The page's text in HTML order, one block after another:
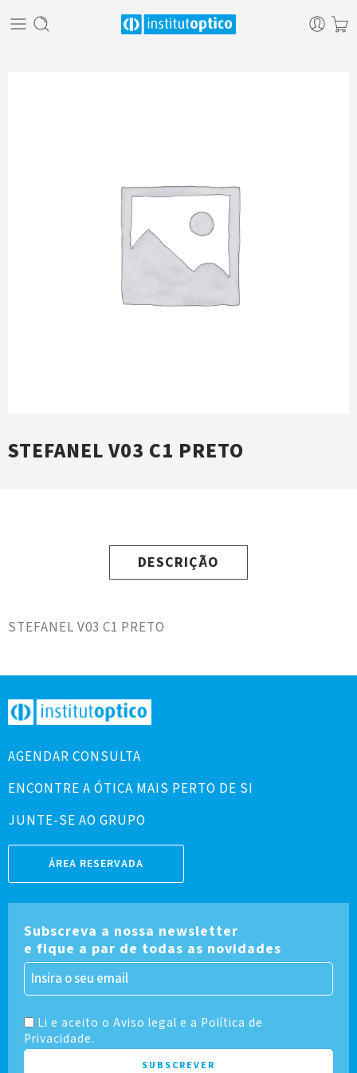
STEFANEL V03 C1 PRETO
DESCRIÇÃO
STEFANEL V03 C1 PRETO
AGENDAR CONSULTA
ENCONTRE A ÓTICA MAIS PERTO DE SI
JUNTE-SE AO GRUPO
ÁREA RESERVADA
Subscreva a nossa newsletter
e fique a par de todas as novidades
Li e aceito o Aviso legal e a Política de
Privacidade.